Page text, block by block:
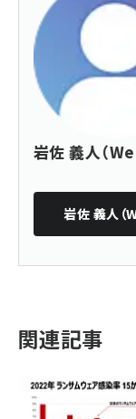
岩佐 義人（
岩佐 義人（
関連記事